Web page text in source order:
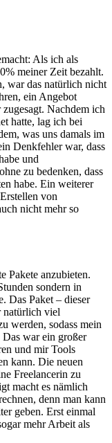
Als ich als
meiner Zeit bezahlt.
war das natürlich nicht
ein Angebot
Nachdem ich
hatte, lag ich bei
was uns damals im
Denkfehler war, dass
und
zu bedenken, dass
habe. Ein weiterer
von
nicht mehr so
Pakete anzubieten.
sondern in
Das Paket – dieser
natürlich viel
werden, sodass mein
Das war ein großer
und mir Tools
kann. Die neuen
Freelancerin zu
macht es nämlich
denn man kann
geben. Erst einmal
mehr Arbeit als